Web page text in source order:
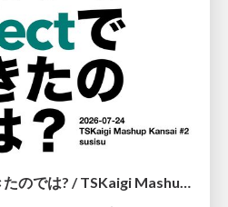
これって Effect でできたのでは? / TSKaigi Mashup Kansai #2